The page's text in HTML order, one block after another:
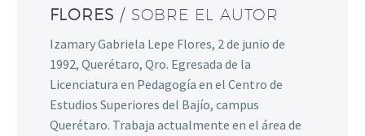
FLORES / SOBRE EL AUTOR
Izamary Gabriela Lepe Flores, 2 de junio de
1992, Querétaro, Qro. Egresada de la
Licenciatura en Pedagogía en el Centro de
Estudios Superiores del Bajío, campus
Querétaro. Trabaja actualmente en el área de